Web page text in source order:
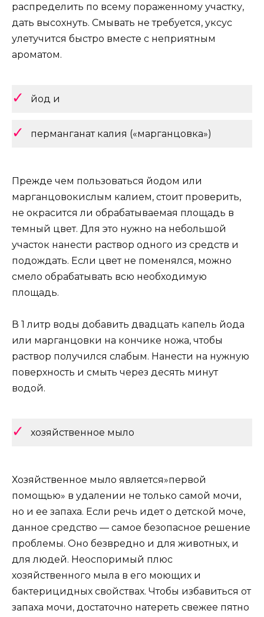
распределить по всему пораженному участку,
дать высохнуть. Смывать не требуется, уксус
улетучится быстро вместе с неприятным
ароматом.
йод и
перманганат калия («марганцовка»)
Прежде чем пользоваться йодом или
марганцовокислым калием, стоит проверить,
не окрасится ли обрабатываемая площадь в
темный цвет. Для это нужно на небольшой
участок нанести раствор одного из средств и
подождать. Если цвет не поменялся, можно
смело обрабатывать всю необходимую
площадь.
В 1 литр воды добавить двадцать капель йода
или марганцовки на кончике ножа, чтобы
раствор получился слабым. Нанести на нужную
поверхность и смыть через десять минут
водой.
хозяйственное мыло
Хозяйственное мыло является»первой
помощью» в удалении не только самой мочи,
но и ее запаха. Если речь идет о детской моче,
данное средство — самое безопасное решение
проблемы. Оно безвредно и для животных, и
для людей. Неоспоримый плюс
хозяйственного мыла в его моющих и
бактерицидных свойствах. Чтобы избавиться от
запаха мочи, достаточно натереть свежее пятно